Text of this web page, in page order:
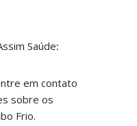
Saúde:
em contato
sobre os
Frio.